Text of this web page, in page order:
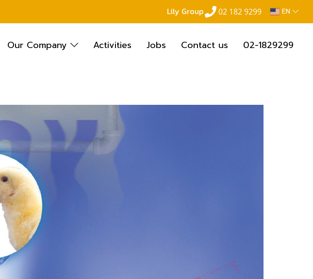
Lily Group 02 182 9299 EN
Our Company Activities Jobs Contact us 02-1829299